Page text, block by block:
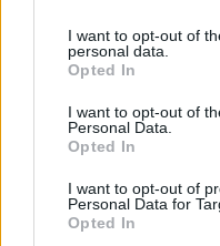
I want to opt-out of
personal data.
Opted In
I want to opt-out of
Personal Data.
Opted In
I want to opt-out of
Personal Data for
Opted In
etter bare en vaffel :(
stine-sofie - 24.03.2015
Åh, eg har hatt lyst på
hatt vaffeljernet! Dette
påska